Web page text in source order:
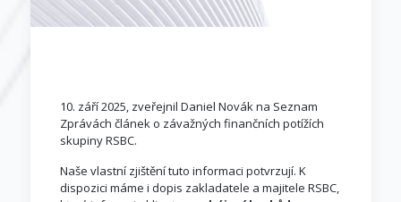
10. září 2025, zveřejnil Daniel Novák na Seznam
Zprávách článek o závažných finančních potížích
skupiny RSBC.
Naše vlastní zjištění tuto informaci potvrzují. K
dispozici máme i dopis zakladatele a majitele RSBC,